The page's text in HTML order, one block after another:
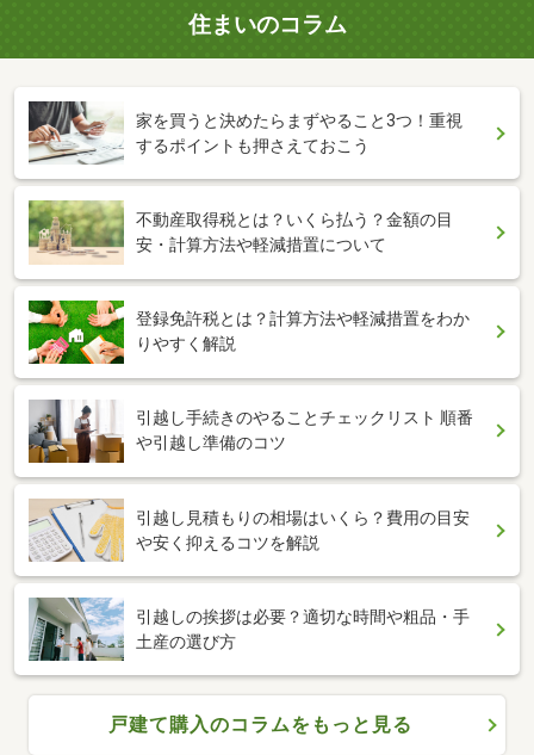
住まいのコラム
家を買うと決めたらまずやること3つ！重視
するポイントも押さえておこう
不動産取得税とは？いくら払う？金額の目
安・計算方法や軽減措置について
登録免許税とは？計算方法や軽減措置をわか
りやすく解説
引越し手続きのやることチェックリスト 順番
や引越し準備のコツ
引越し見積もりの相場はいくら？費用の目安
や安く抑えるコツを解説
引越しの挨拶は必要？適切な時間や粗品・手
土産の選び方
戸建て購入のコラムをもっと見る